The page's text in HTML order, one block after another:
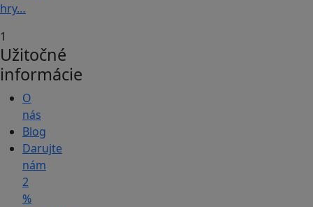
hry…
1
Užitočné
informácie
O
nás
Blog
Darujte
nám
2
%